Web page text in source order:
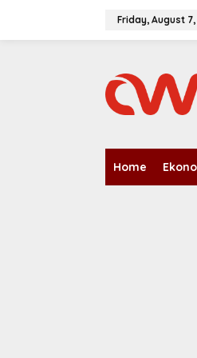
Friday, August 7,
Home